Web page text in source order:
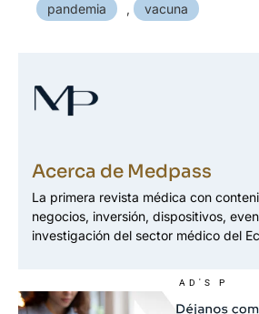
pandemia , vacuna
Acerca de Medpass
La primera revista médica con
negocios, inversión, dispositivos,
investigación del sector médico del
AD'S P